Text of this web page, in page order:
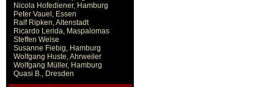
Nicola Hofediener, Hamburg
Peter Vauel, Essen
Ralf Ripken, Altenstadt
Ricardo Lerida, Maspalomas
Steffen Weise
Susanne Fiebig, Hamburg
Wolfgang Huste, Ahrweiler
Wolfgang Müller, Hamburg
Quasi B., Dresden